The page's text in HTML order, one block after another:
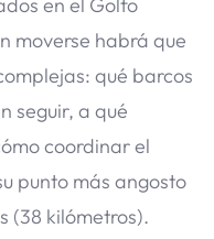
en el Golfo
moverse habrá que
qué barcos
seguir, a qué
coordinar el
punto más angosto
(38 kilómetros).